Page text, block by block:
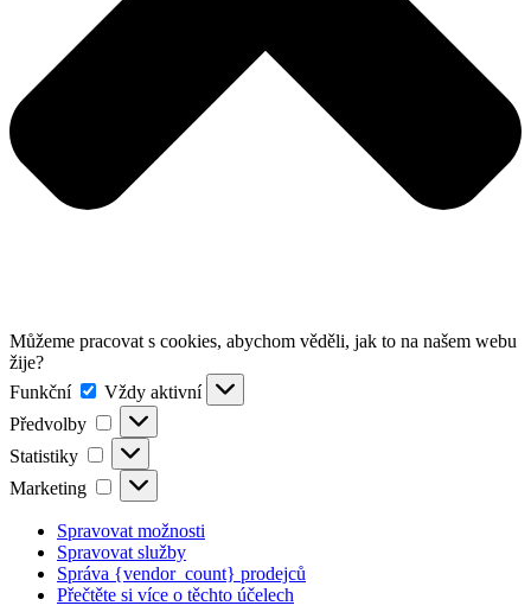
Můžeme pracovat s cookies, abychom věděli, jak to na našem webu
žije?
Funkční
Funkční
Vždy aktivní
Předvolby
Předvolby
Statistiky Statistiky
Marketing Marketing
Spravovat možnosti
Spravovat služby
Správa {vendor_count} prodejců
Přečtěte si více o těchto účelech